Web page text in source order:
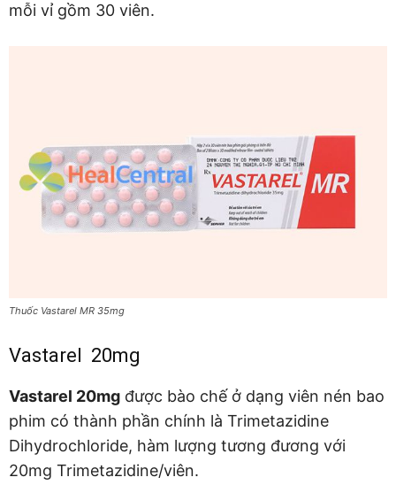
mỗi vỉ gồm 30 viên.
Thuốc Vastarel MR 35mg
Vastarel 20mg
Vastarel 20mg được bào chế ở dạng viên nén bao
phim có thành phần chính là Trimetazidine
Dihydrochloride, hàm lượng tương đương với
20mg Trimetazidine/viên.